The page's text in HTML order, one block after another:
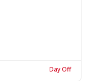
Day Off